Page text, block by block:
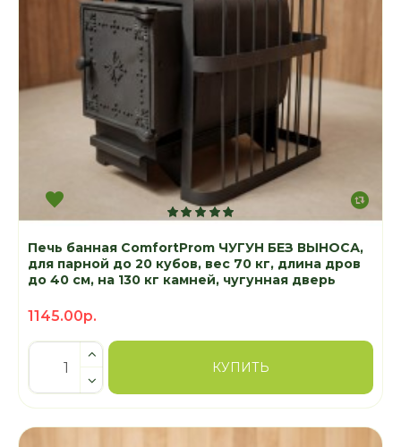
Печь банная ComfortProm ЧУГУН БЕЗ ВЫНОСА,
для парной до 20 кубов, вес 70 кг, длина дров
до 40 см, на 130 кг камней, чугунная дверь
1145.00р.
КУПИТЬ